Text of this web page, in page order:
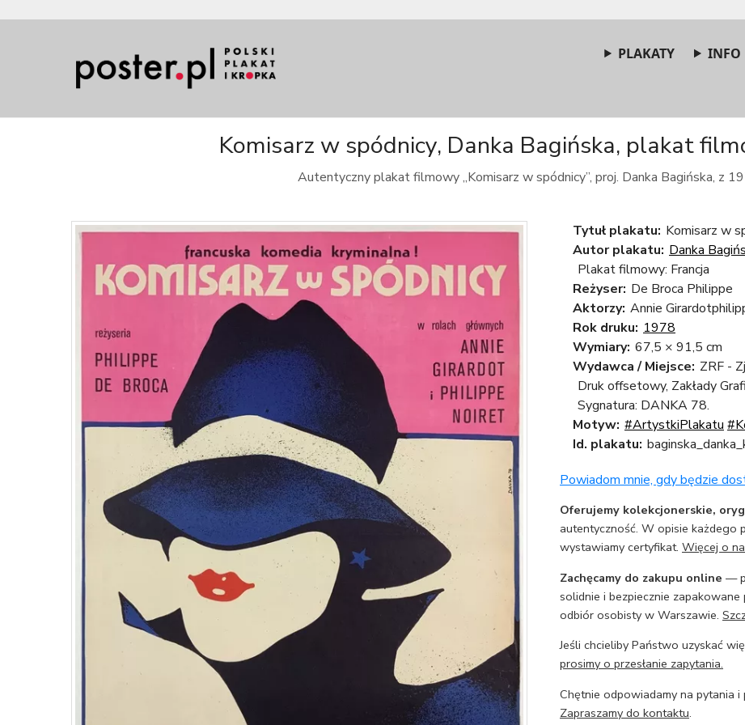
PLAKATY INFO
Komisarz w spódnicy, Danka Bagińska, plakat
Autentyczny plakat filmowy „Komisarz w spódnicy”, proj. Danka Bagińska, z
Tytuł plakatu: Komisarz w
Autor plakatu: Danka
Plakat filmowy: Francja
Reżyser: De Broca Philippe
Aktorzy: Annie
Rok druku: 1978
Wymiary: 67,5 × 91,5 cm
Wydawca / Miejsce: ZRF -
Druk offsetowy, Zakłady
Sygnatura: DANKA 78.
Motyw: #ArtystkiPlakatu
Id. plakatu:
Powiadom mnie, gdy będzie
Oferujemy kolekcjonerskie,
autentyczność. W opisie każdego
wystawiamy certyfikat. Więcej o
Zachęcamy do zakupu online —
solidnie i bezpiecznie zapakowane
odbiór osobisty w Warszawie.
Jeśli chcieliby Państwo uzyskać
prosimy o przesłanie zapytania.
Chętnie odpowiadamy na pytania
Zapraszamy do kontaktu.